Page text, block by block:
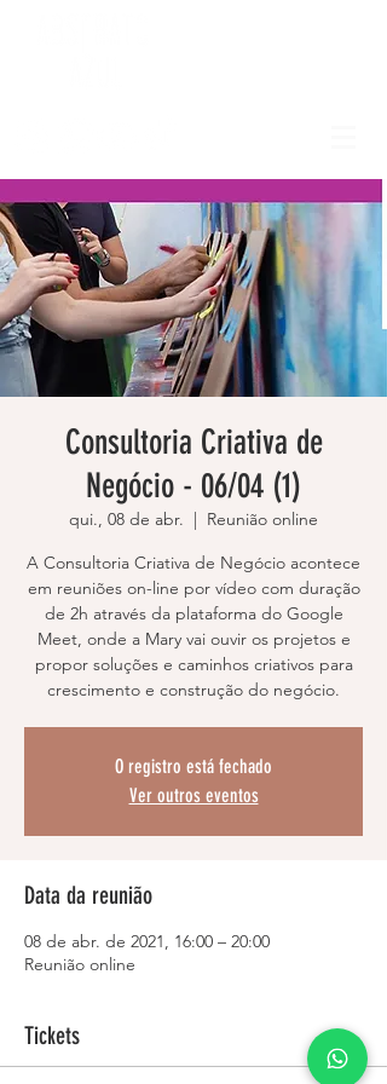
Consultoria Criativa de
Negócio - 06/04 (1)
qui., 08 de abr.
  |
Reunião online
A Consultoria Criativa de Negócio acontece
em reuniões on-line por vídeo com duração
de 2h através da plataforma do Google
Meet, onde a Mary vai ouvir os projetos e
propor soluções e caminhos criativos para
crescimento e construção do negócio.
O registro está fechado
Ver outros eventos
Data da reunião
08 de abr. de 2021, 16:00 – 20:00
Reunião online
Tickets